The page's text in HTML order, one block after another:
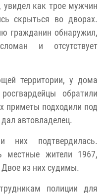
увидел как трое мужчин
скрыться во дворах.
гражданин обнаружил,
и отсутствует
территории, у дома
обратили
приметы подходили под
автовладелец.
них подтвердилась.
местные жители 1967,
из них судимы.
полиции для